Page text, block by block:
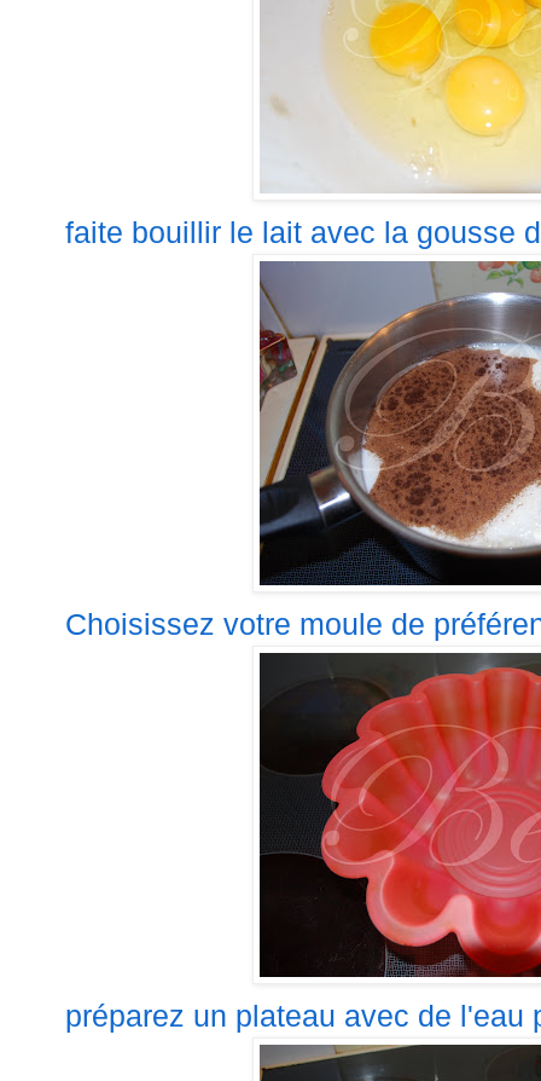
faite bouillir le lait avec la gousse
Choisissez votre moule de
préparez un plateau avec de l'eau